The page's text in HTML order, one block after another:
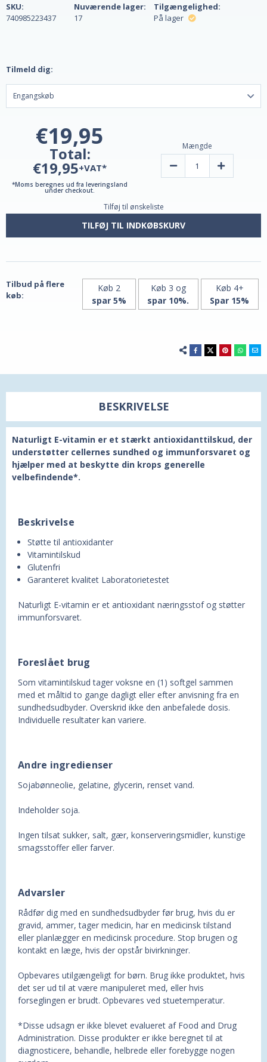
SKU:
740985223437
Nuværende lager:
17
Tilgængelighed:
På lager
Tilmeld dig:
€19,95
Total:
€19,95+VAT*
*Moms beregnes ud fra leveringsland
under checkout.
Mængde
Reducer
268
mg
IE)
Century
Øg
268
IE)
Century
Tilføj til ønskeliste
TILFØJ TIL INDKØBSKURV
Tilbud på flere
køb:
Køb 2
spar 5%
Køb 3 og
spar 10%.
Køb 4+
Spar 15%
BESKRIVELSE
Naturligt E-vitamin er et stærkt antioxidanttilskud, der
understøtter cellernes sundhed og immunforsvaret og
hjælper med at beskytte din krops generelle
velbefindende*.
Beskrivelse
Støtte til antioxidanter
Vitamintilskud
Glutenfri
Garanteret kvalitet Laboratorietestet
Naturligt E-vitamin er et antioxidant næringsstof og støtter
immunforsvaret.
Foreslået brug
Som vitamintilskud tager voksne en (1) softgel sammen
med et måltid to gange dagligt eller efter anvisning fra en
sundhedsudbyder. Overskrid ikke den anbefalede dosis.
Individuelle resultater kan variere.
Andre ingredienser
Sojabønneolie, gelatine, glycerin, renset vand.
Indeholder soja.
Ingen tilsat sukker, salt, gær, konserveringsmidler, kunstige
smagsstoffer eller farver.
Advarsler
Rådfør dig med en sundhedsudbyder før brug, hvis du er
gravid, ammer, tager medicin, har en medicinsk tilstand
eller planlægger en medicinsk procedure. Stop brugen og
kontakt en læge, hvis der opstår bivirkninger.
Opbevares utilgængeligt for børn. Brug ikke produktet, hvis
det ser ud til at være manipuleret med, eller hvis
forseglingen er brudt. Opbevares ved stuetemperatur.
*Disse udsagn er ikke blevet evalueret af Food and Drug
Administration. Disse produkter er ikke beregnet til at
diagnosticere, behandle, helbrede eller forebygge nogen